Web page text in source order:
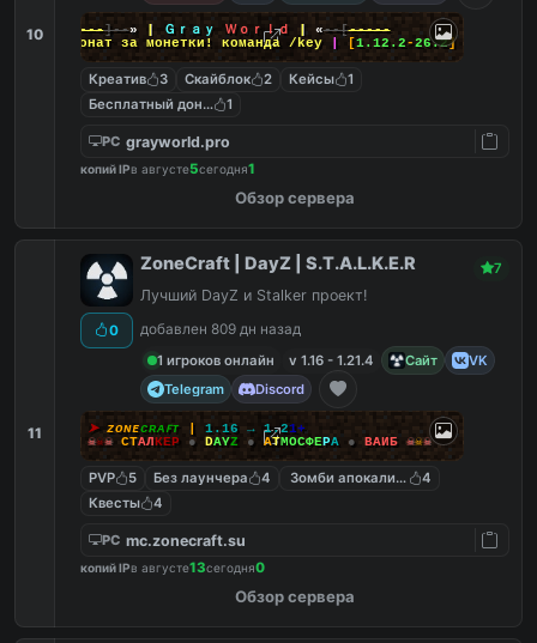
10 -----]--» Ｇｒａｙ Ｗｏｒｌｄ «--[-----
Донат за монетки! команда /key | [1.12.2-26.2]
Креатив 3 Скайблок 2 Кейсы
1
Бесплатный донат 1
PC grayworld.pro
копий IPв августе5сегодня1
Обзор сервера
11
0
ZoneCraft | DayZ | S.T.A.L.K.E.R 7
Лучший DayZ и Stalker проект!
добавлен 809 дн назад
1 игроков онлайн
v 1.16 - 1.21.4 Сайт
VK
Telegram
Discord
➤ ᴢᴏɴᴇᴄʀᴀꜰᴛ| 1.16 → 1.21+
☠☠☠ СТАЛКЕР ● DAYZ ● АТМОСФЕРА ● ВАЙБ ☠☠☠
PVP 5 Без лаунчера 4 Зомби апокалипсис
4
Квесты
4
PC mc.zonecraft.su
копий IPв августе13сегодня0
Обзор сервера